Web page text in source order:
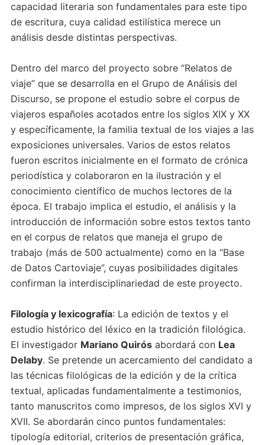
capacidad literaria son fundamentales para este tipo
de escritura, cuya calidad estilística merece un
análisis desde distintas perspectivas.
Dentro del marco del proyecto sobre “Relatos de
viaje” que se desarrolla en el Grupo de Análisis del
Discurso, se propone el estudio sobre el corpus de
viajeros españoles acotados entre los siglos XIX y XX
y específicamente, la familia textual de los viajes a las
exposiciones universales. Varios de estos relatos
fueron escritos inicialmente en el formato de crónica
periodística y colaboraron en la ilustración y el
conocimiento científico de muchos lectores de la
época. El trabajo implica el estudio, el análisis y la
introducción de información sobre estos textos tanto
en el corpus de relatos que maneja el grupo de
trabajo (más de 500 actualmente) como en la “Base
de Datos Cartoviaje”, cuyas posibilidades digitales
confirman la interdisciplinariedad de este proyecto.
Filología y lexicografía: La edición de textos y el
estudio histórico del léxico en la tradición filológica.
El investigador Mariano Quirósabordará con Lea
Delaby. Se pretende un acercamiento del candidato a
las técnicas filológicas de la edición y de la crítica
textual, aplicadas fundamentalmente a testimonios,
tanto manuscritos como impresos, de los siglos XVI y
XVII. Se abordarán cinco puntos fundamentales:
tipología editorial, criterios de presentación gráfica,